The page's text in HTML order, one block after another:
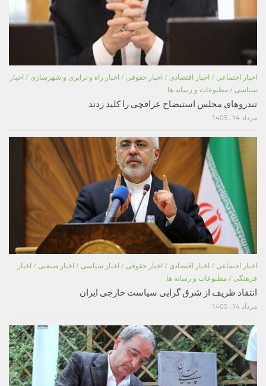
اخبار اجتماعی / اخبار اقتصادی / اخبار حقوقی / اخبار راه و ترابری و شهرسازی / اخبار
سیاسی / مطبوعات و رسانه ها
تندروهای مجلس استیضاح عراقچی را کلید زدند
مرداد 14, 1405
اخبار اجتماعی / اخبار اقتصادی / اخبار حقوقی / اخبار سیاسی / اخبار صنعتی / اخبار
فرهنگی / مطبوعات و رسانه ها
انتقاد ظریف از شرق گرایی سیاست خارجی ایران
مرداد 14, 1405